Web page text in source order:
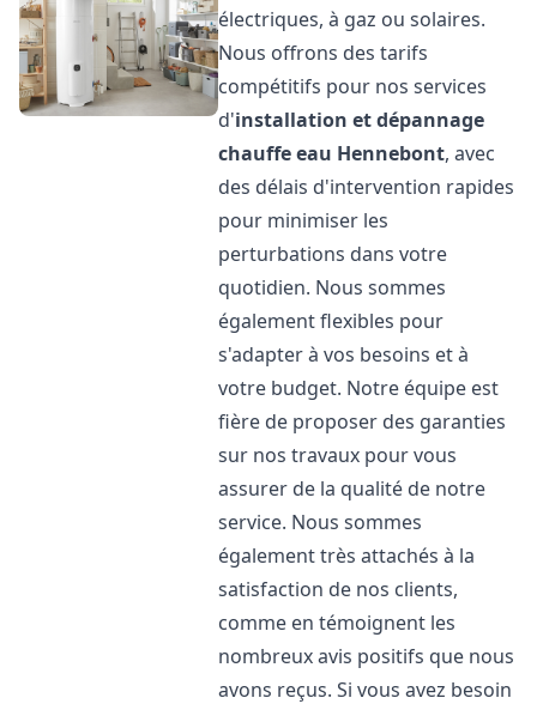
électriques, à gaz ou solaires.
Nous offrons des tarifs
compétitifs pour nos services
d'installation et dépannage
chauffe eau Hennebont, avec
des délais d'intervention rapides
pour minimiser les
perturbations dans votre
quotidien. Nous sommes
également flexibles pour
s'adapter à vos besoins et à
votre budget. Notre équipe est
fière de proposer des garanties
sur nos travaux pour vous
assurer de la qualité de notre
service. Nous sommes
également très attachés à la
satisfaction de nos clients,
comme en témoignent les
nombreux avis positifs que nous
avons reçus. Si vous avez besoin